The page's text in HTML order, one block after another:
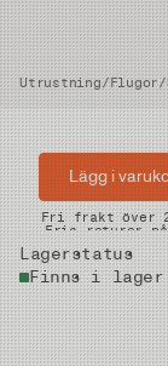
Utrustning/Flugor/
Pris
Artikelnummer
Lagerstatus
Finns i lager
Lägg i
Snabba
Fri frakt över
Fria returer på